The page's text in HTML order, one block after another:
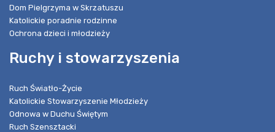
Dom Pielgrzyma w Skrzatuszu
Katolickie poradnie rodzinne
Ochrona dzieci i młodzieży
Ruchy i stowarzyszenia
Ruch Światło-Życie
Katolickie Stowarzyszenie Młodzieży
Odnowa w Duchu Świętym
Ruch Szensztacki